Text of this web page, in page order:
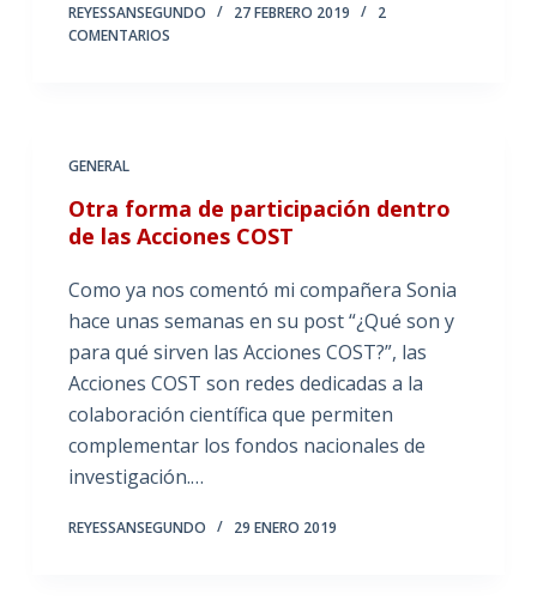
REYESSANSEGUNDO 27 FEBRERO 2019
2
COMENTARIOS
GENERAL
Otra forma de participación dentro
de las Acciones COST
Como ya nos comentó mi compañera Sonia
hace unas semanas en su post “¿Qué son y
para qué sirven las Acciones COST?”, las
Acciones COST son redes dedicadas a la
colaboración científica que permiten
complementar los fondos nacionales de
investigación.…
REYESSANSEGUNDO 29 ENERO 2019